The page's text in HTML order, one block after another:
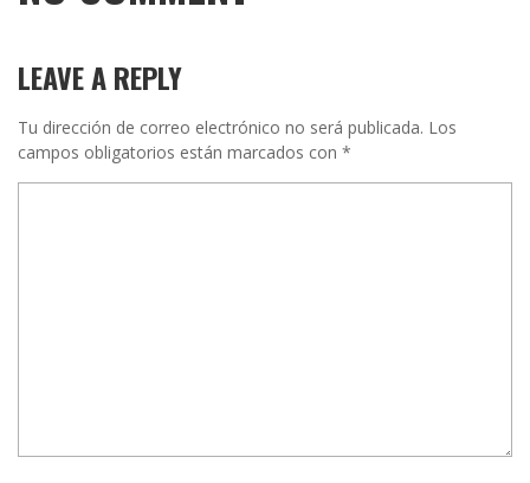
LEAVE A REPLY
Tu dirección de correo electrónico no será publicada. Los
campos obligatorios están marcados con *